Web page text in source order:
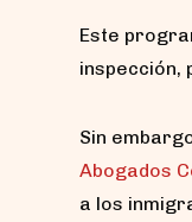
Este
Sin
Abogados
a los